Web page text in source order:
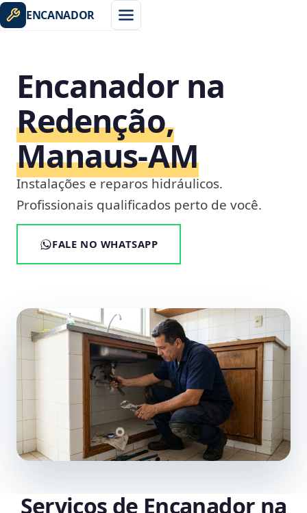
ENCANADOR
Encanador na
Redenção,
Manaus‑AM
Instalações e reparos hidráulicos.
Profissionais qualificados perto de você.
FALE NO WHATSAPP
Serviços de Encanador na